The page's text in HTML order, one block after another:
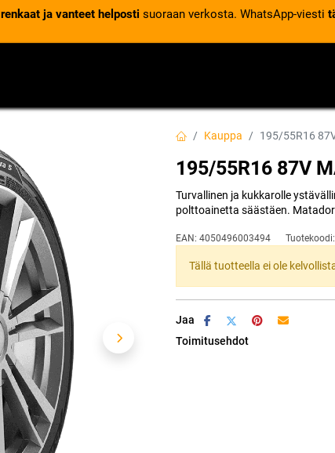
renkaat ja vanteet helposti suoraan verkosta. WhatsApp-viesti
Kauppa 195/55R16
195/55R16 87V
Turvallinen ja kukkarolle
polttoainetta säästäen.
EAN: 4050496003494 Tuotekoodi:
Tällä tuotteella ei ole
Jaa
Toimitusehdot